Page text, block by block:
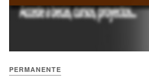
PERMANENTE